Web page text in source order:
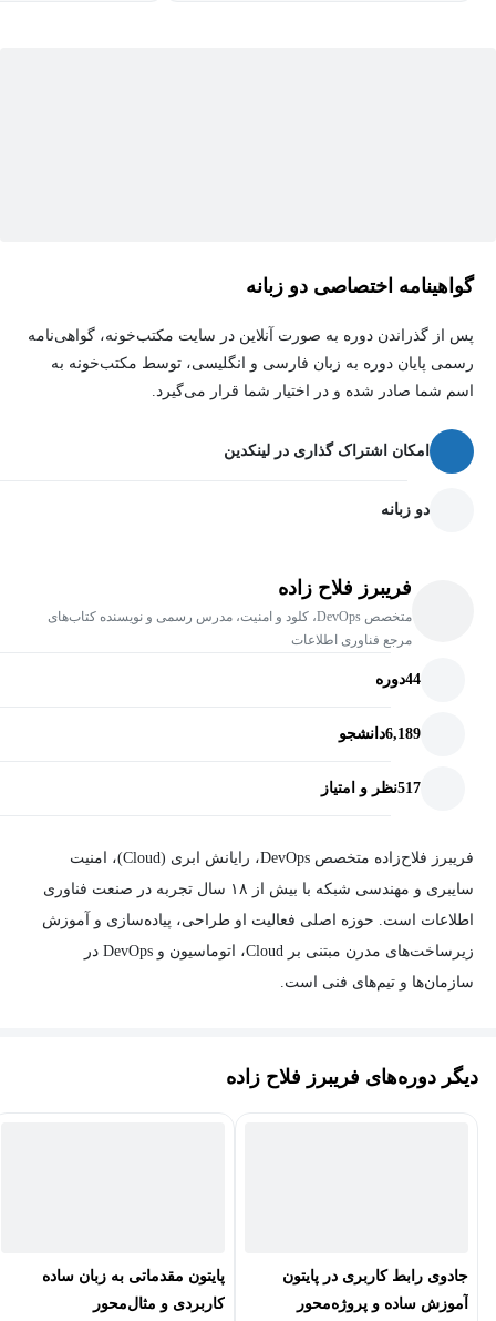
گواهینامه اختصاصی دو زبانه
پس از گذراندن دوره به صورت آنلاین در سایت مکتب‌خونه، گواهی‌نامه
رسمی پایان دوره به زبان فارسی و انگلیسی، توسط مکتب‌خونه به
اسم شما صادر شده و در اختیار شما قرار می‌گیرد.
امکان اشتراک گذاری در لینکدین
دو زبانه
فریبرز فلاح زاده
متخصص DevOps، کلود و امنیت، مدرس رسمی و نویسنده کتاب‌های
مرجع فناوری اطلاعات
44دوره
6,189دانشجو
517نظر و امتیاز
فریبرز فلاح‌زاده متخصص DevOps، رایانش ابری (Cloud)، امنیت
سایبری و مهندسی شبکه با بیش از ۱۸ سال تجربه در صنعت فناوری
اطلاعات است. حوزه اصلی فعالیت او طراحی، پیاده‌سازی و آموزش
زیرساخت‌های مدرن مبتنی بر Cloud، اتوماسیون و DevOps در
سازمان‌ها و تیم‌های فنی است.
حوزه‌هایی مانند AWS، Kubernetes، Docker، Jenkins، Git، Terraform،
در طول سال‌های فعالیت آموزشی خود به آموزش و تربیت صدها
دیگر دوره‌های فریبرز فلاح زاده
جادوی رابط کاربری در پایتون
آموزش ساده و پروژه‌محور
پایتون مقدماتی به زبان ساده
کاربردی و مثال‌محور